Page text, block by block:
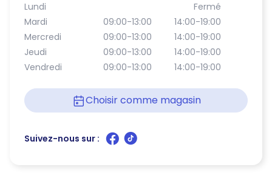
Lundi
Fermé
Mardi
09:00-13:00
14:00-19:00
Mercredi
09:00-13:00
14:00-19:00
Jeudi
09:00-13:00
14:00-19:00
Vendredi
09:00-13:00 14:00-19:00
Choisir comme magasin
Suivez-nous sur :